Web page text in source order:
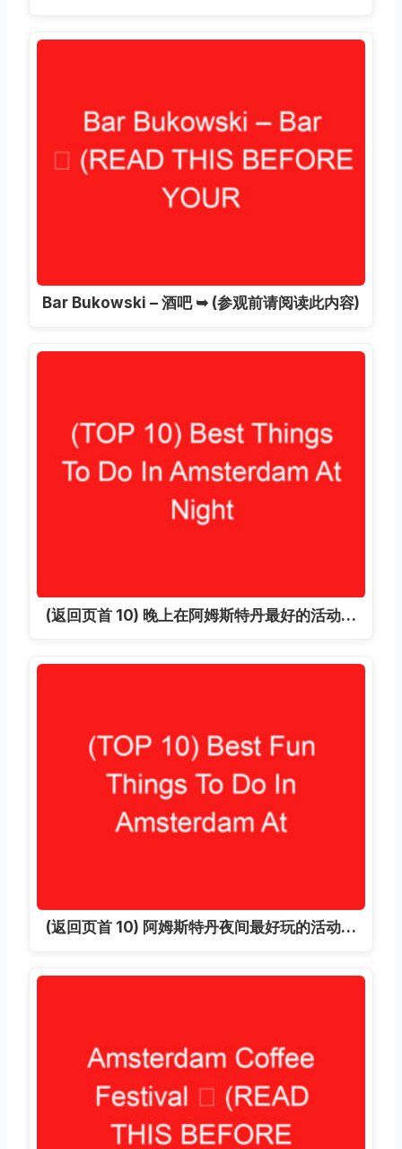
Bar Bukowski – 酒吧 ➥ (参观前请阅读此内容)
(返回页首 10) 晚上在阿姆斯特丹最好的活动…
(返回页首 10) 阿姆斯特丹夜间最好玩的活动…